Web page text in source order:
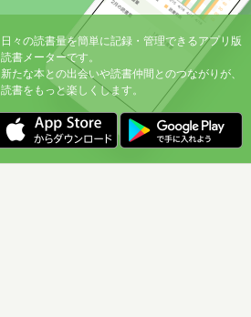
日々の読書量を簡単に記録・管理できるアプリ版
読書メーターです。
新たな本との出会いや読書仲間とのつながりが、
読書をもっと楽しくします。